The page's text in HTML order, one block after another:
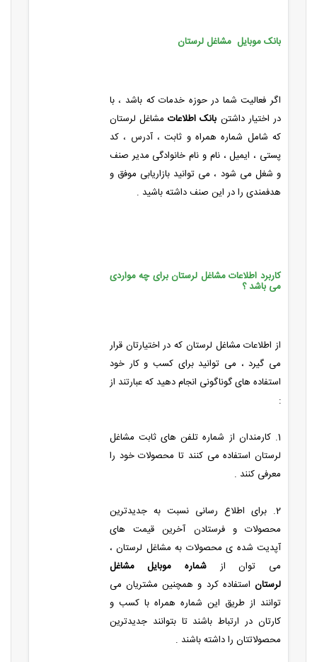
بانک موبایل مشاغل لرستان
اگر فعالیت شما در حوزه خدمات که باشد ، با
در اختیار داشتن بانک اطلاعات مشاغل لرستان
که شامل شماره همراه و ثابت ، آدرس ، کد
پستی ، ایمیل ، نام و نام خانوادگی مدیر صنف
و شغل می شود ، می توانید بازاریابی موفق و
هدفمندی را در این صنف داشته باشید .
کاربرد اطلاعات مشاغل لرستان برای چه مواردی
می باشد ؟
از اطلاعات مشاغل لرستان که در اختیارتان قرار
می گیرد ، می توانید برای کسب و کار خود
استفاده های گوناگونی انجام دهید که عبارتند از
:
1. کارمندان از شماره تلفن های ثابت مشاغل
لرستان استفاده می کنند تا محصولات خود را
معرفی کنند .
2. برای اطلاع رسانی نسبت به جدیدترین
محصولات و فرستادن آخرین قیمت های
آپدیت شده ی محصولات به مشاغل لرستان ،
می توان از شماره موبایل مشاغل
لرستان استفاده کرد و همچنین مشتریان می
توانند از طریق این شماره همراه با کسب و
کارتان در ارتباط باشند تا بتوانند جدیدترین
محصولاتتان را داشته باشند .